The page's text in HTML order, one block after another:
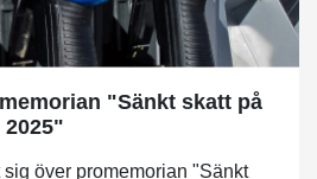
"Sänkt skatt på
över promemorian "Sänkt